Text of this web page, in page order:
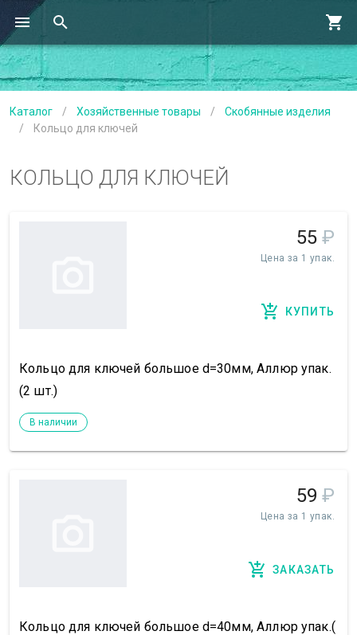
Каталог / Хозяйственные товары /
Скобянные изделия
/
Кольцо для ключей
КОЛЬЦО ДЛЯ КЛЮЧЕЙ
55 ₽
Цена за 1 упак.
КУПИТЬ
Кольцо для ключей большое d=30мм, Аллюр упак.
(2 шт.)
В наличии
59 ₽
Цена за 1 упак.
ЗАКАЗАТЬ
Кольцо для ключей большое d=40мм, Аллюр упак.(